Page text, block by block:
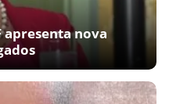
apresenta nova